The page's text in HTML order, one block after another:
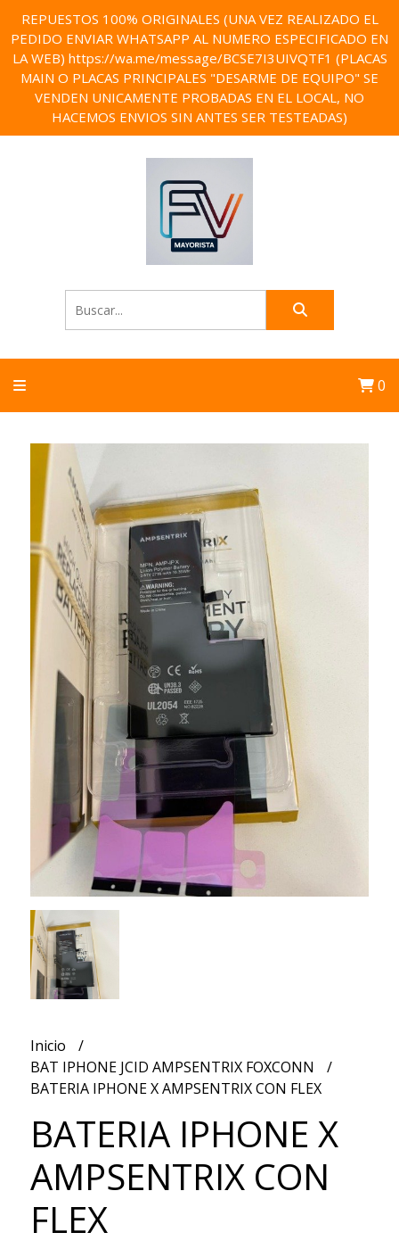
REPUESTOS 100% ORIGINALES (UNA VEZ REALIZADO EL
PEDIDO ENVIAR WHATSAPP AL NUMERO ESPECIFICADO EN
LA WEB) https://wa.me/message/BCSE7I3UIVQTF1 (PLACAS
MAIN O PLACAS PRINCIPALES "DESARME DE EQUIPO" SE
VENDEN UNICAMENTE PROBADAS EN EL LOCAL, NO
HACEMOS ENVIOS SIN ANTES SER TESTEADAS)
0
Inicio
BAT IPHONE JCID AMPSENTRIX FOXCONN
BATERIA IPHONE X AMPSENTRIX CON FLEX
BATERIA IPHONE X
AMPSENTRIX CON
FLEX